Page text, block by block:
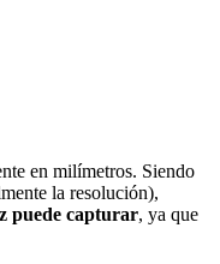
en milímetros. Siendo
la resolución),
puede capturar, ya que